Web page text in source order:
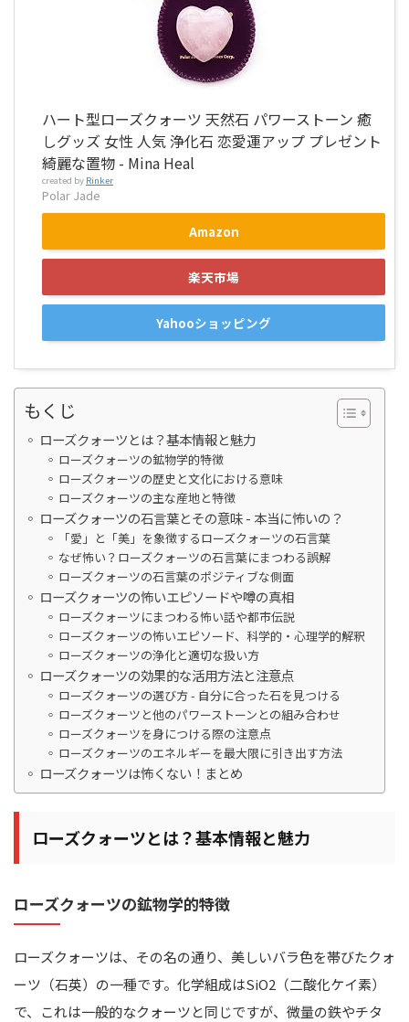
ハート型ローズクォーツ 天然石 パワーストーン 癒
しグッズ 女性 人気 浄化石 恋愛運アップ プレゼント
綺麗な置物 - Mina Heal
created by Rinker
Polar Jade
Amazon
楽天市場
Yahooショッピング
もくじ
ローズクォーツとは？基本情報と魅力
ローズクォーツの鉱物学的特徴
ローズクォーツの歴史と文化における意味
ローズクォーツの主な産地と特徴
ローズクォーツの石言葉とその意味 - 本当に怖いの？
「愛」と「美」を象徴するローズクォーツの石言葉
なぜ怖い？ローズクォーツの石言葉にまつわる誤解
ローズクォーツの石言葉のポジティブな側面
ローズクォーツの怖いエピソードや噂の真相
ローズクォーツにまつわる怖い話や都市伝説
ローズクォーツの怖いエピソード、科学的・心理学的解釈
ローズクォーツの浄化と適切な扱い方
ローズクォーツの効果的な活用方法と注意点
ローズクォーツの選び方 - 自分に合った石を見つける
ローズクォーツと他のパワーストーンとの組み合わせ
ローズクォーツを身につける際の注意点
ローズクォーツのエネルギーを最大限に引き出す方法
ローズクォーツは怖くない！まとめ
ローズクォーツとは？基本情報と魅力
ローズクォーツの鉱物学的特徴
ローズクォーツは、その名の通り、美しいバラ色を帯びたクォ
ーツ（石英）の一種です。化学組成はSiO2（二酸化ケイ素）
で、これは一般的なクォーツと同じですが、微量の鉄やチタ